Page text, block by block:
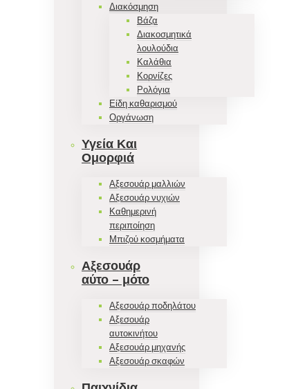
Διακόσμηση
Βάζα
Διακοσμητικά
λουλούδια
Καλάθια
Κορνίζες
Ρολόγια
Είδη καθαρισμού
Οργάνωση
Υγεία Και
Ομορφιά
Αξεσουάρ μαλλιών
Αξεσουάρ νυχιών
Καθημερινή
περιποίηση
Μπιζού κοσμήματα
Αξεσουάρ
αύτο – μότο
Αξεσουάρ ποδηλάτου
Αξεσουάρ
αυτοκινήτου
Αξεσουάρ μηχανής
Αξεσουάρ σκαφών